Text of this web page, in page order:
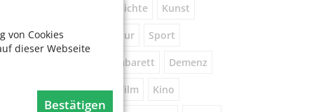
von Cookies
dieser Webseite
Bestätigen
Geschichte Kunst
Natur Literatur Sport
Kabarett Demenz
Brauchtum Film Kino